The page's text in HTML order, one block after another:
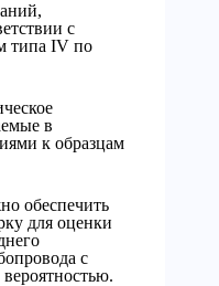
с
типа IV по
в
к образцам
обеспечить
для оценки
с